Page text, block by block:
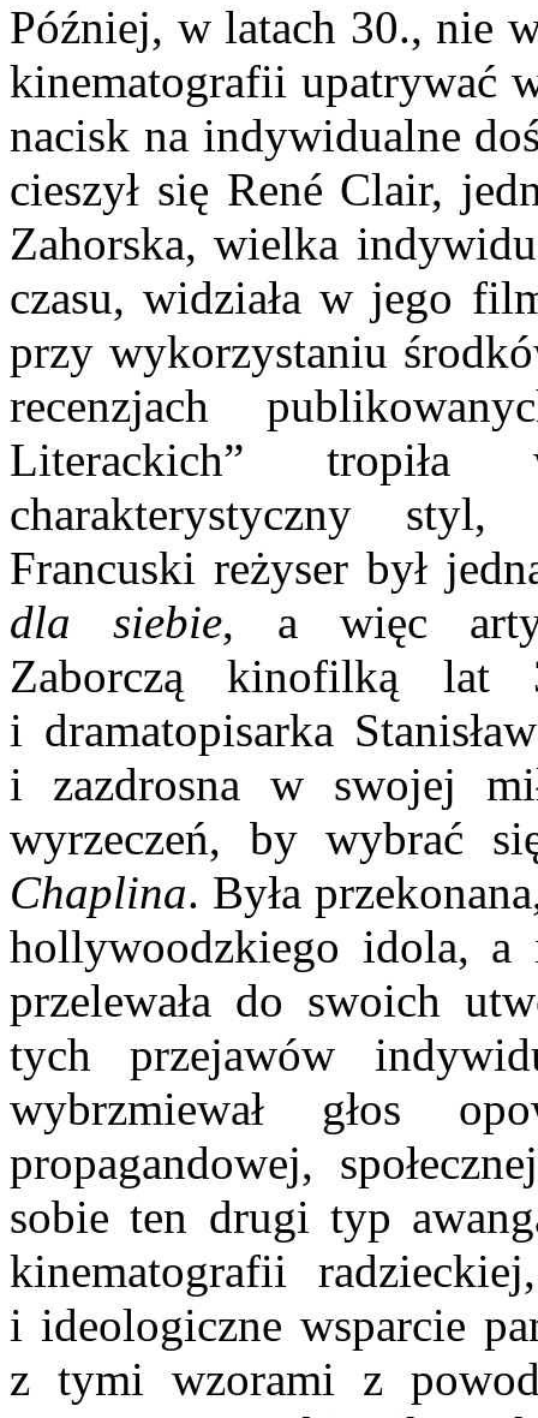
Później, w latach 30., nie
kinematografii upatrywać
nacisk na indywidualne
cieszył się René Clair,
Zahorska, wielka
czasu, widziała w jego
przy wykorzystaniu
recenzjach
Literackich”
charakterystyczny styl,
Francuski reżyser był
dla siebie, a więc
Zaborczą kinofilką
i dramatopisarka
i zazdrosna w swojej
wyrzeczeń, by wybrać
Chaplina. Była
hollywoodzkiego idola, a
przelewała do swoich
tych przejawów
wybrzmiewał głos
propagandowej,
sobie ten drugi typ
kinematografii
i ideologiczne wsparcie
z tymi wzorami z